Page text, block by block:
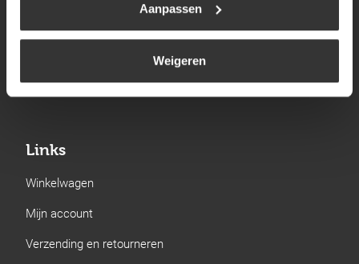
Aanpassen
Weigeren
Kamperen
Links
Winkelwagen
Mijn account
Verzending en retourneren